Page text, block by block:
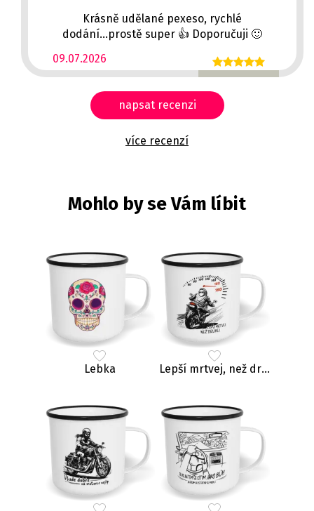
09.07.2026
Krásně udělané pexeso, rychlé
dodání...prostě super 👍 Doporučuji 🙂
napsat recenzi
více recenzí
Mohlo by se Vám líbit
Lebka Lepší mrtvej, než druhej